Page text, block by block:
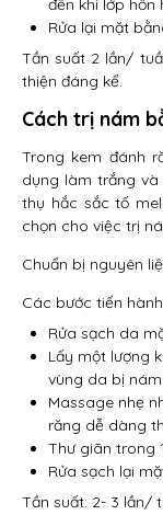
đến khi lớp hỗn
Rửa lại mặt
Tần suất 2 lần/
thiện đáng kể.
Cách trị nám
Trong kem đánh
dụng làm trắng
thụ hắc sắc tố
chọn cho việc trị
Chuẩn bị nguyên
Các bước tiến
Rửa sạch da
Lấy một lượng
vùng da bị nám.
Massage nhẹ
răng dễ dàng
Thư giãn trong
Rửa sạch lại
Tần suất: 2- 3 lần/